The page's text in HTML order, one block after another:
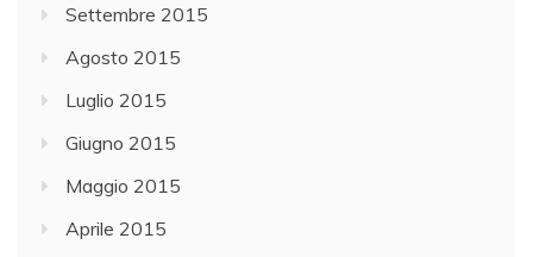
Settembre 2015
Agosto 2015
Luglio 2015
Giugno 2015
Maggio 2015
Aprile 2015